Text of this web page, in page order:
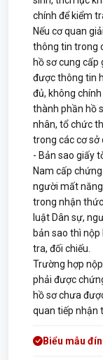
chính để kiểm
Nếu cơ quan
thông tin trong
hồ sơ cung
được thông tin
đủ, không
thành phần hồ
nhân, tổ chức
trong các cơ sở
- Bản sao giấy
Nam cấp
người mất
trong nhận
luật Dân sự,
bản sao thì
tra, đối chiếu.
Trường hợp
phải được
hồ sơ chưa
quan tiếp nhận
Biểu mẫu